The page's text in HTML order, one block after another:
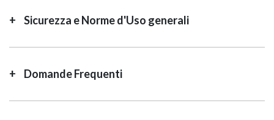
Sicurezza e Norme d'Uso generali
Domande Frequenti